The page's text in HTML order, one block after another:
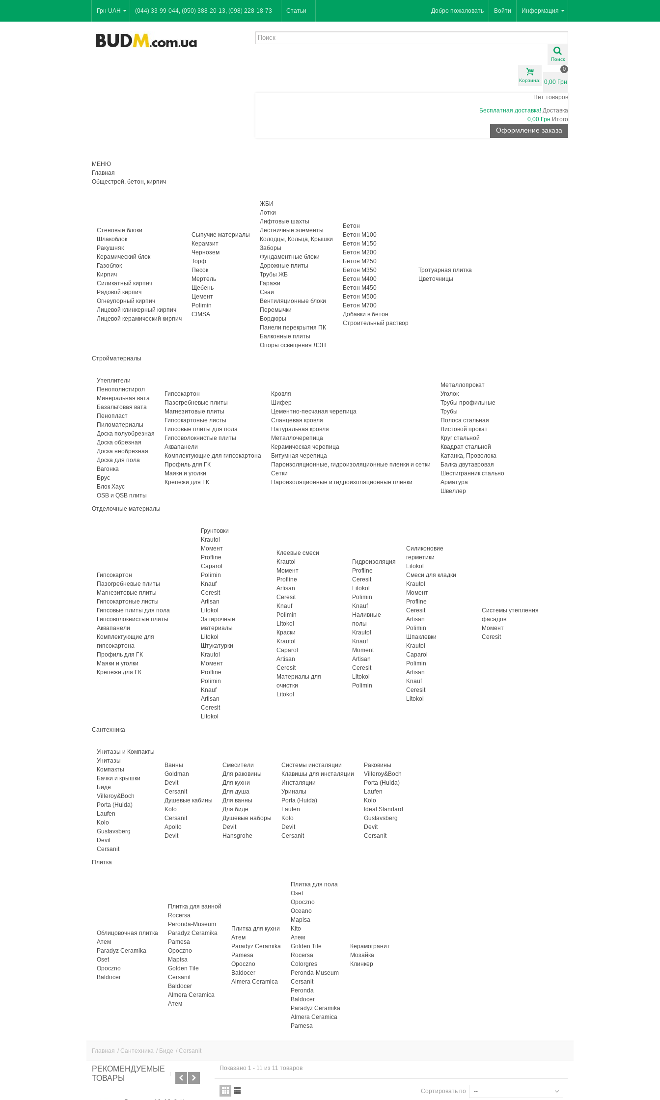
Грн UAH Информация
(044) 33-99-044, (050) 388-20-13, (098) 228-18-73 Статьи Добро пожаловать Войти
Поиск
Корзина:
0
0,00 Грн
Нет товаров
Бесплатная доставка! Доставка
0,00 Грн Итого
Оформление заказа
МЕНЮ
Главная
Общестрой, бетон, кирпич
Стеновые блоки
Шлакоблок
Ракушняк
Керамический блок
Газоблок
Кирпич
Силикатный кирпич
Рядовой кирпич
Огнеупорный кирпич
Лицевой клинкерный кирпич
Лицевой керамический кирпич
Сыпучие материалы
Керамзит
Чернозем
Торф
Песок
Мертель
Щебень
Цемент
Polimin
CIMSA
ЖБИ
Лотки
Лифтовые шахты
Лестничные элементы
Колодцы, Кольца, Крышки
Заборы
Фундаментные блоки
Дорожные плиты
Трубы ЖБ
Гаражи
Сваи
Вентиляционные блоки
Перемычки
Бордюры
Панели перекрытия ПК
Балконные плиты
Опоры освещения ЛЭП
Бетон
Бетон М100
Бетон М150
Бетон М200
Бетон М250
Бетон М350
Бетон М400
Бетон М450
Бетон М500
Бетон М700
Добавки в бетон
Строительный раствор
Тротуарная плитка
Цветочницы
Стройматериалы
Утеплители
Пенополистирол
Минеральная вата
Базальтовая вата
Пенопласт
Пиломатериалы
Доска полуобрезная
Доска обрезная
Доска необрезная
Доска для пола
Вагонка
Брус
Блок Хаус
OSB и QSB плиты
Гипсокартон
Пазогребневые плиты
Магнезитовые плиты
Гипсокартоные листы
Гипсовые плиты для пола
Гипсоволокнистые плиты
Аквапанели
Комплектующие для гипсокартона
Профиль для ГК
Маяки и уголки
Крепежи для ГК
Кровля
Шифер
Цементно-песчаная черепица
Сланцевая кровля
Натуральная кровля
Металлочерепица
Керамическая черепица
Битумная черепица
Пароизоляционные, гидроизоляционные пленки и сетки
Сетки
Пароизоляционные и гидроизоляционные пленки
Металлопрокат
Уголок
Трубы профильные
Трубы
Полоса стальная
Листовой прокат
Круг стальной
Квадрат стальной
Катанка, Проволока
Балка двутавровая
Шестигранник стально
Арматура
Швеллер
Отделочные материалы
Гипсокартон
Пазогребневые плиты
Магнезитовые плиты
Гипсокартоные листы
Гипсовые плиты для пола
Гипсоволокнистые плиты
Аквапанели
Комплектующие для
гипсокартона
Профиль для ГК
Маяки и уголки
Крепежи для ГК
Грунтовки
Krautol
Момент
Profline
Caparol
Polimin
Knauf
Ceresit
Artisan
Litokol
Затирочные
материалы
Litokol
Штукатурки
Krautol
Момент
Profline
Polimin
Knauf
Artisan
Ceresit
Litokol
Клеевые смеси
Krautol
Момент
Profline
Artisan
Ceresit
Knauf
Polimin
Litokol
Краски
Krautol
Caparol
Artisan
Ceresit
Материалы для
очистки
Litokol
Гидроизоляция
Profline
Ceresit
Litokol
Polimin
Knauf
Наливные
полы
Krautol
Knauf
Moment
Artisan
Ceresit
Litokol
Polimin
Силиконовие
герметики
Litokol
Смеси для кладки
Krautol
Момент
Profline
Ceresit
Artisan
Polimin
Шпаклевки
Krautol
Caparol
Polimin
Artisan
Knauf
Ceresit
Litokol
Системы утепления
фасадов
Момент
Ceresit
Сантехника
Унитазы и Компакты
Унитазы
Компакты
Бачки и крышки
Биде
Villeroy&Boch
Porta (Huida)
Laufen
Kolo
Gustavsberg
Devit
Cersanit
Ванны
Goldman
Devit
Cersanit
Душевые кабины
Kolo
Cersanit
Apollo
Devit
Смесители
Для раковины
Для кухни
Для душа
Для ванны
Для биде
Душевые наборы
Devit
Hansgrohe
Системы инсталяции
Клавишы для инсталяции
Инсталяции
Уриналы
Porta (Huida)
Laufen
Kolo
Devit
Cersanit
Раковины
Villeroy&Boch
Porta (Huida)
Laufen
Kolo
Ideal Standard
Gustavsberg
Devit
Cersanit
Плитка
Облицовочная плитка
Атем
Paradyz Ceramika
Oset
Opoczno
Baldocer
Плитка для ванной
Rocersa
Peronda-Museum
Paradyz Ceramika
Pamesa
Opoczno
Mapisa
Golden Tile
Cersanit
Baldocer
Almera Ceramica
Атем
Плитка для кухни
Атем
Paradyz Ceramika
Pamesa
Opoczno
Baldocer
Almera Ceramica
Плитка для пола
Oset
Opoczno
Oceano
Mapisa
Kito
Атем
Golden Tile
Rocersa
Colorgres
Peronda-Museum
Cersanit
Peronda
Baldocer
Paradyz Ceramika
Almera Ceramica
Pamesa
Керамогранит
Мозайка
Клинкер
Главная / Сантехника / Биде / Cersanit
РЕКОМЕНДУЕМЫЕ
ТОВАРЫ
Показано 1 - 11 из 11 товаров
Сортировать по --